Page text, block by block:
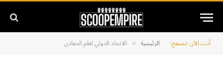
أنت الآن تتصفح: الرئيسية » الاتحاد الدولي لعلم المعادن